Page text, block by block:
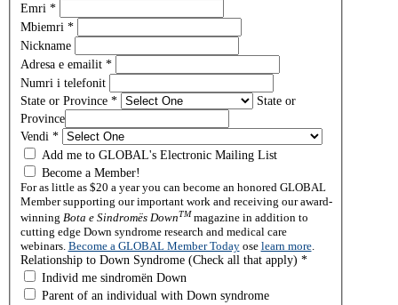
Emri *
Mbiemri *
Nickname
Adresa e emailit *
Numri i telefonit
State or Province *
State or
Province
Vendi *
Add me to GLOBAL's Electronic Mailing List
Become a Member!
For as little as $20 a year you can become an honored GLOBAL
Member supporting our important work and receiving our award-
winning Bota e Sindromës DownTMmagazine in addition to
cutting edge Down syndrome research and medical care
webinars. Become a GLOBAL Member Todayose learn more.
Relationship to Down Syndrome (Check all that apply) *
Individ me sindromën Down
Parent of an individual with Down syndrome